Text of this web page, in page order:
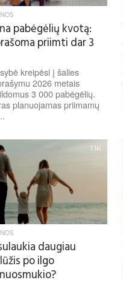
pabėgėlių kvotą:
priimti dar 3
kreipėsi į šalies
2026 metais
3 000 pabėgėlių.
planuojamas priimamų
1.1K
daugiau
po ilgo